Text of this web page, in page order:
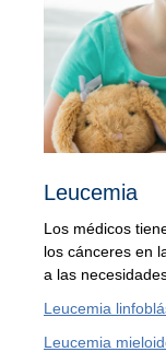
Leucemia
Los médicos
los cánceres en
a las
Leucemia
Leucemia